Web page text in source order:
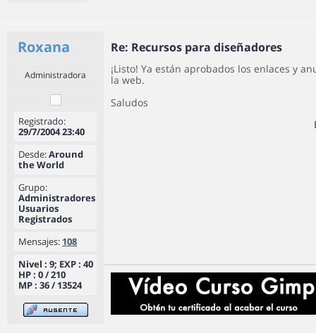
Roxana Re: Recursos para diseñadores
Administradora
Registrado:
29/7/2004 23:40
Desde:Around
the World
Grupo:
Administradores
Usuarios
Registrados
Mensajes: 108
Nivel : 9; EXP : 40
HP : 0 / 210
MP : 36 / 13524
¡Listo! Ya están aprobados los enlaces y
la web.
Saludos